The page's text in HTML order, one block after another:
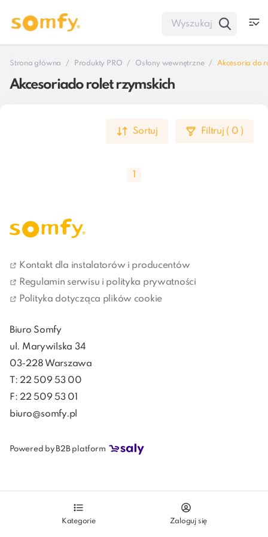
Kategorie Zaloguj się
Strona główna Produkty PRO Osłony wewnętrzne Akcesoria do
Akcesoriado rolet rzymskich
Sortuj Filtruj ( 0 )
Kontakt dla instalatorów i producentów
Regulamin serwisu i polityka prywatności
Polityka dotycząca plików cookie
Biuro Somfy
ul. Marywilska 34
03-228 Warszawa
T: 22 509 53 00
F: 22 509 53 01
biuro@somfy.pl
Powered by B2B platform